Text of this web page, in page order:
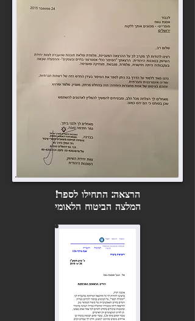
הרצאה: התחילו לספר!
המלצה הביטוח הלאומי